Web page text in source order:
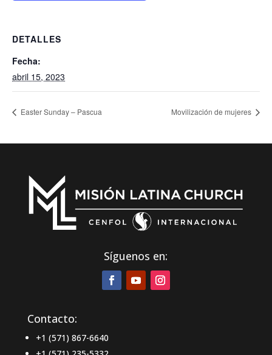
DETALLES
Fecha:
abril 15, 2023
Easter Sunday – Pascua Movilización de mujeres
Síguenos en:
Contacto:
+1 (571) 867-6640